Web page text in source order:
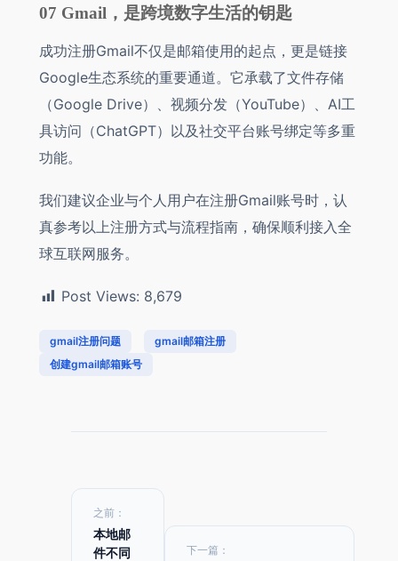
07 Gmail，是跨境数字生活的钥匙
成功注册Gmail不仅是邮箱使用的起点，更是链接
Google生态系统的重要通道。它承载了文件存储
（Google Drive）、视频分发（YouTube）、AI工
具访问（ChatGPT）以及社交平台账号绑定等多重
功能。
我们建议企业与个人用户在注册Gmail账号时，认
真参考以上注册方式与流程指南，确保顺利接入全
球互联网服务。
Post Views: 8,679
gmail注册问题
gmail邮箱注册
创建gmail邮箱账号
之前：
本地邮
件不同
下一篇：